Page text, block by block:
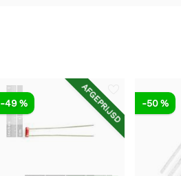
AFGEPRIJSD
-49 % -50 %